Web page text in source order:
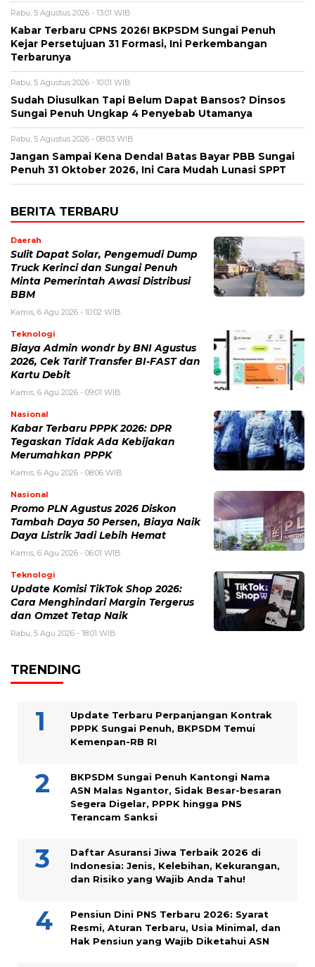
Rabu, 5 Agustus 2026 - 13:01 WIB
Kabar Terbaru CPNS 2026! BKPSDM Sungai Penuh
Kejar Persetujuan 31 Formasi, Ini Perkembangan
Terbarunya
Rabu, 5 Agustus 2026 - 10:01 WIB
Sudah Diusulkan Tapi Belum Dapat Bansos? Dinsos
Sungai Penuh Ungkap 4 Penyebab Utamanya
Rabu, 5 Agustus 2026 - 08:03 WIB
Jangan Sampai Kena Denda! Batas Bayar PBB Sungai
Penuh 31 Oktober 2026, Ini Cara Mudah Lunasi SPPT
BERITA TERBARU
Daerah
Sulit Dapat Solar, Pengemudi Dump
Truck Kerinci dan Sungai Penuh
Minta Pemerintah Awasi Distribusi
BBM
Kamis, 6 Agu 2026 - 10:02 WIB
Teknologi
Biaya Admin wondr by BNI Agustus
2026, Cek Tarif Transfer BI-FAST dan
Kartu Debit
Kamis, 6 Agu 2026 - 09:01 WIB
Nasional
Kabar Terbaru PPPK 2026: DPR
Tegaskan Tidak Ada Kebijakan
Merumahkan PPPK
Kamis, 6 Agu 2026 - 08:06 WIB
Nasional
Promo PLN Agustus 2026 Diskon
Tambah Daya 50 Persen, Biaya Naik
Daya Listrik Jadi Lebih Hemat
Kamis, 6 Agu 2026 - 06:01 WIB
Teknologi
Update Komisi TikTok Shop 2026:
Cara Menghindari Margin Tergerus
dan Omzet Tetap Naik
Rabu, 5 Agu 2026 - 18:01 WIB
TRENDING
Update Terbaru Perpanjangan Kontrak
PPPK Sungai Penuh, BKPSDM Temui
Kemenpan-RB RI
BKPSDM Sungai Penuh Kantongi Nama
ASN Malas Ngantor, Sidak Besar-besaran
Segera Digelar, PPPK hingga PNS
Terancam Sanksi
Daftar Asuransi Jiwa Terbaik 2026 di
Indonesia: Jenis, Kelebihan, Kekurangan,
dan Risiko yang Wajib Anda Tahu!
Pensiun Dini PNS Terbaru 2026: Syarat
Resmi, Aturan Terbaru, Usia Minimal, dan
Hak Pensiun yang Wajib Diketahui ASN